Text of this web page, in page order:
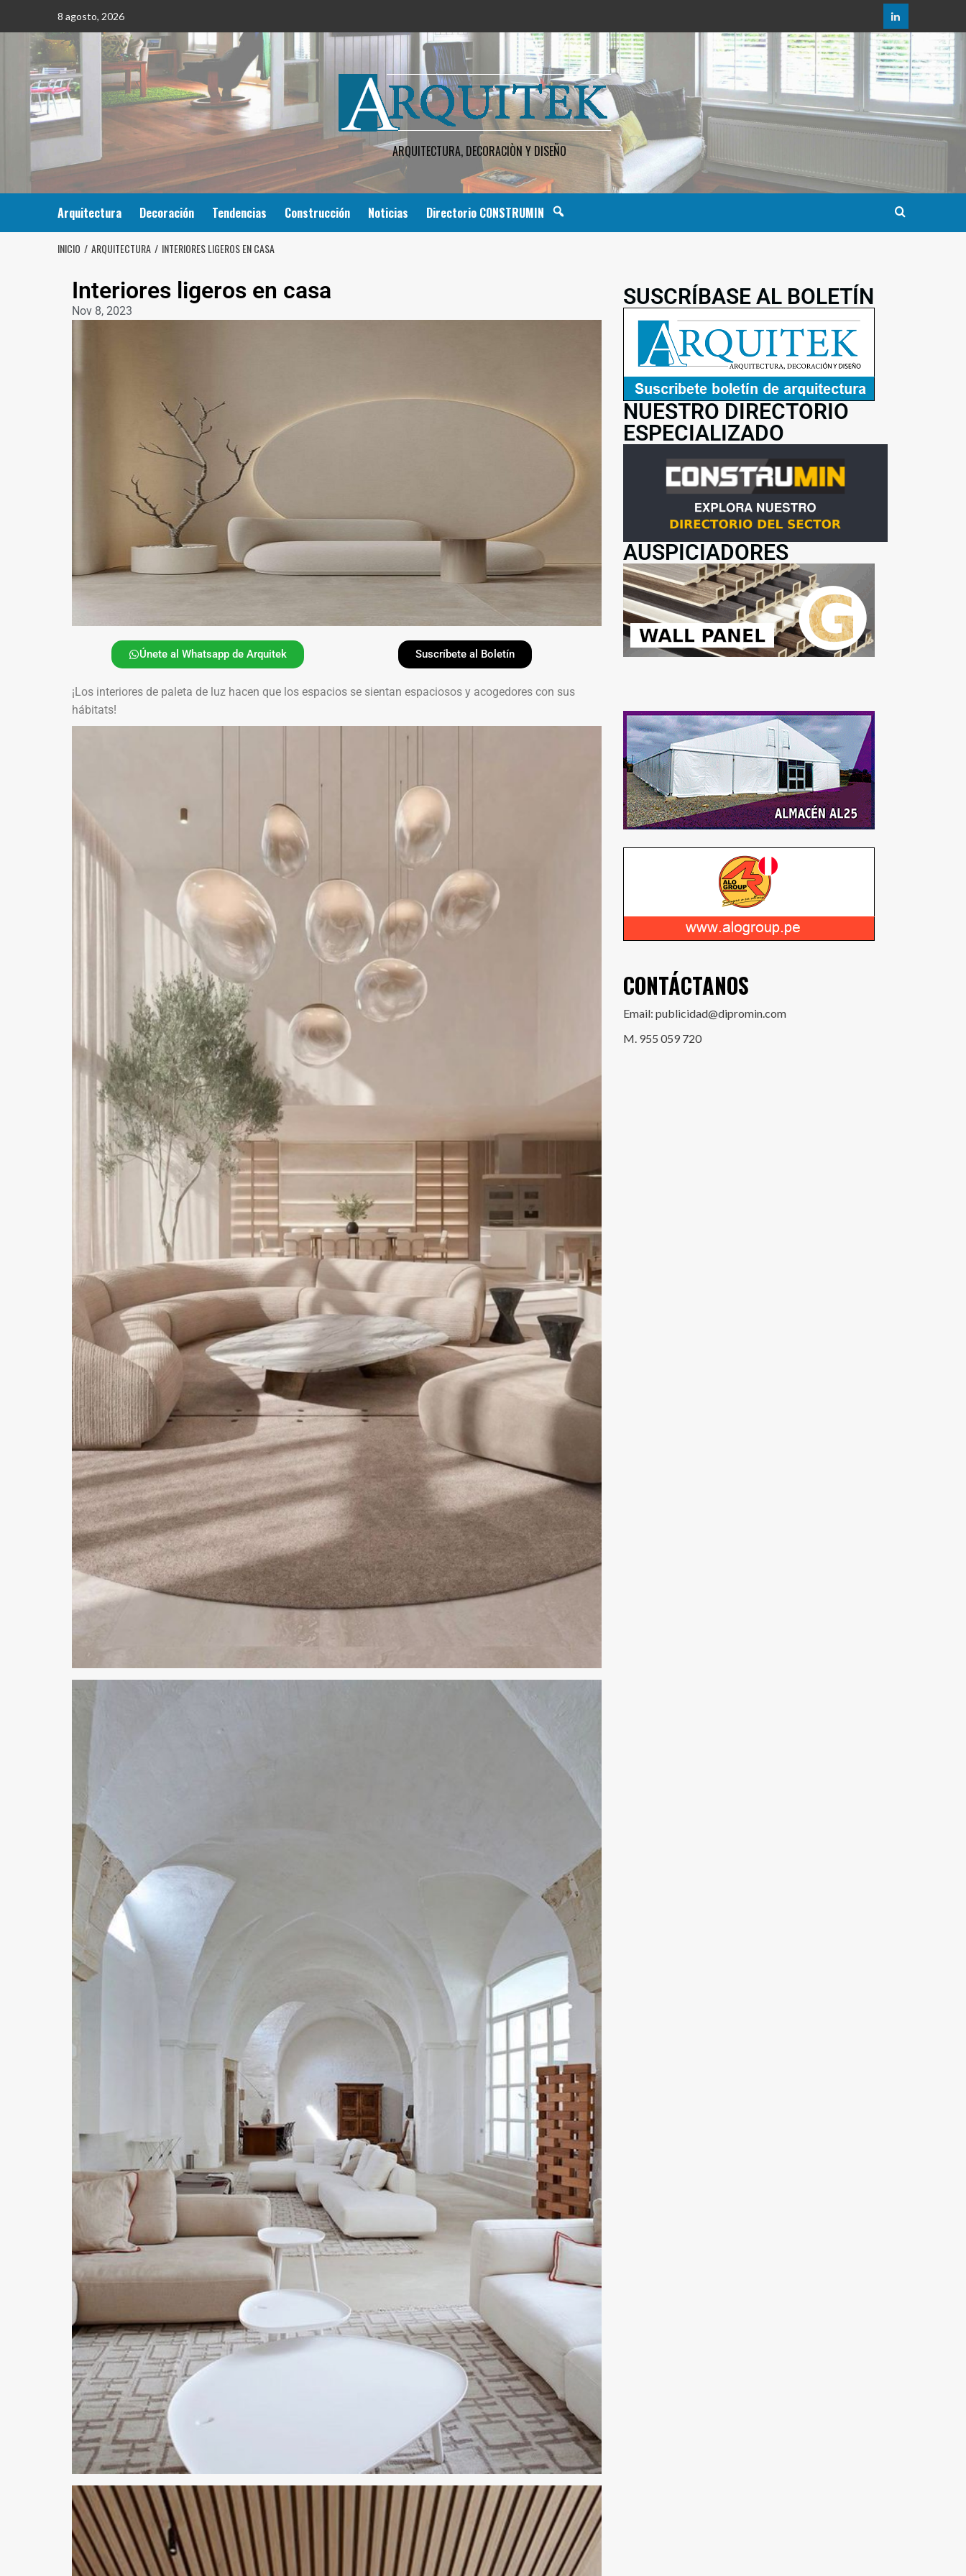
8 agosto, 2026
ARQUITECTURA, DECORACIÒN Y DISEÑO
Arquitectura Decoración Tendencias Construcción Noticias Directorio CONSTRUMIN
INICIO ARQUITECTURA INTERIORES LIGEROS EN CASA
Interiores ligeros en casa
Nov 8, 2023
Únete al Whatsapp de Arquitek Suscríbete al Boletín
¡Los interiores de paleta de luz hacen que los espacios se sientan espaciosos y acogedores con sus
hábitats!
SUSCRÍBASE AL BOLETÍN
NUESTRO DIRECTORIO
ESPECIALIZADO
AUSPICIADORES
CONTÁCTANOS
Email: publicidad@dipromin.com
M. 955 059 720